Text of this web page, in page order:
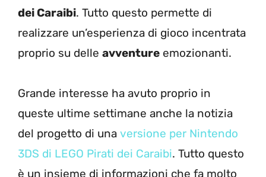
dei Caraibi. Tutto questo permette di
realizzare un’esperienza di gioco incentrata
proprio su delle avventure emozionanti.
Grande interesse ha avuto proprio in
queste ultime settimane anche la notizia
del progetto di una versione per Nintendo
3DS di LEGO Pirati dei Caraibi. Tutto questo
è un insieme di informazioni che fa molto